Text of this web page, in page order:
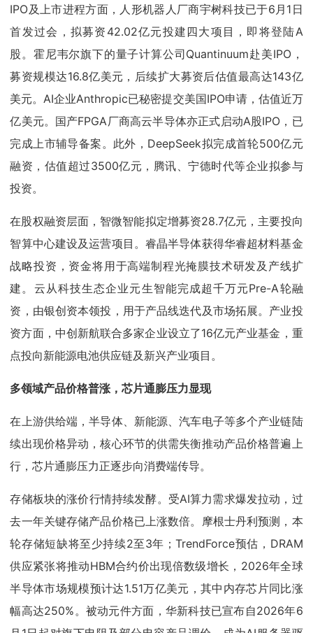
IPO及上市进程方面，人形机器人厂商宇树科技已于6月1日
首发过会，拟募资42.02亿元投建四大项目，即将登陆A
股。霍尼韦尔旗下的量子计算公司Quantinuum赴美IPO，
募资规模达16.8亿美元，后续扩大募资后估值最高达143亿
美元。AI企业Anthropic已秘密提交美国IPO申请，估值近万
亿美元。国产FPGA厂商高云半导体亦正式启动A股IPO，已
完成上市辅导备案。此外，DeepSeek拟完成首轮500亿元
融资，估值超过3500亿元，腾讯、宁德时代等企业拟参与
投资。
在股权融资层面，智微智能拟定增募资28.7亿元，主要投向
智算中心建设及运营项目。睿晶半导体获得华睿超材料基金
战略投资，资金将用于高端制程光掩膜技术研发及产线扩
建。云从科技生态企业元生智能完成超千万元Pre-A轮融
资，由银创资本领投，用于产品线迭代及市场拓展。产业投
资方面，中创新航联合多家企业设立了16亿元产业基金，重
点投向新能源电池供应链及新兴产业项目。
多领域产品价格普涨，芯片通膨压力显现
在上游供给端，半导体、新能源、汽车电子等多个产业链陆
续出现价格异动，核心环节的供需失衡推动产品价格普遍上
行，芯片通膨压力正逐步向消费端传导。
存储板块的涨价行情持续发酵。受AI算力需求爆发拉动，过
去一年关键存储产品价格已上涨数倍。摩根士丹利预测，本
轮存储短缺将至少持续2至3年；TrendForce预估，DRAM
供应紧张将推动HBM合约价出现倍数级增长，2026年全球
半导体市场规模预计达1.51万亿美元，其中内存芯片同比涨
幅高达250%。被动元件方面，华新科技已宣布自2026年6